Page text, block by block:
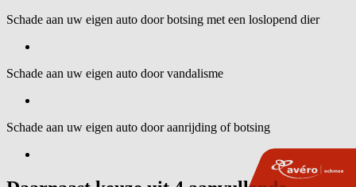
Schade aan uw eigen auto door botsing met een loslopend dier
Schade aan uw eigen auto door vandalisme
Schade aan uw eigen auto door aanrijding of botsing